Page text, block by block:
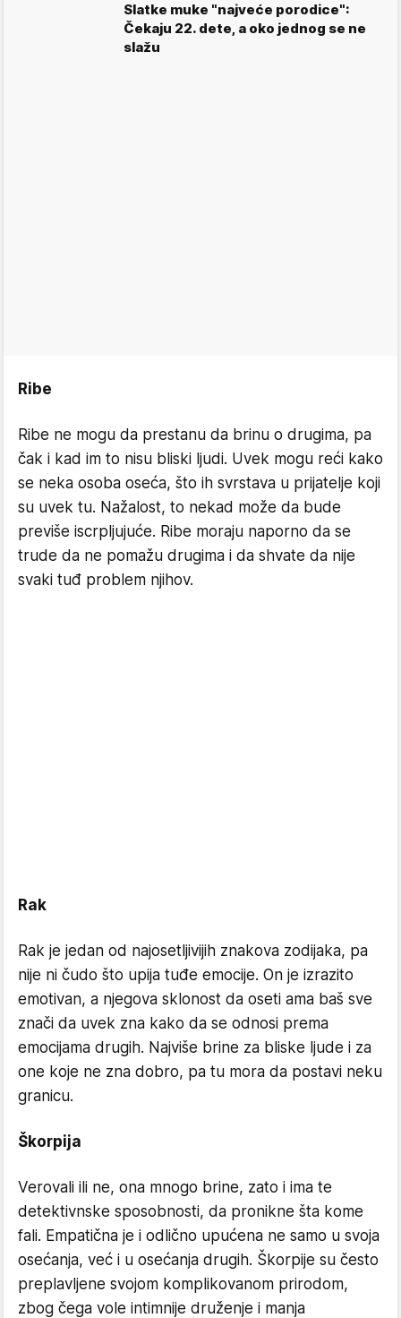
Slatke muke "najveće porodice":
Čekaju 22. dete, a oko jednog se ne
slažu
Ribe
Ribe ne mogu da prestanu da brinu o drugima, pa
čak i kad im to nisu bliski ljudi. Uvek mogu reći kako
se neka osoba oseća, što ih svrstava u prijatelje koji
su uvek tu. Nažalost, to nekad može da bude
previše iscrpljujuće. Ribe moraju naporno da se
trude da ne pomažu drugima i da shvate da nije
svaki tuđ problem njihov.
Rak
Rak je jedan od najosetljivijih znakova zodijaka, pa
nije ni čudo što upija tuđe emocije. On je izrazito
emotivan, a njegova sklonost da oseti ama baš sve
znači da uvek zna kako da se odnosi prema
emocijama drugih. Najviše brine za bliske ljude i za
one koje ne zna dobro, pa tu mora da postavi neku
granicu.
Škorpija
Verovali ili ne, ona mnogo brine, zato i ima te
detektivnske sposobnosti, da pronikne šta kome
fali. Empatična je i odlično upućena ne samo u svoja
osećanja, već i u osećanja drugih. Škorpije su često
preplavljene svojom komplikovanom prirodom,
zbog čega vole intimnije druženje i manja